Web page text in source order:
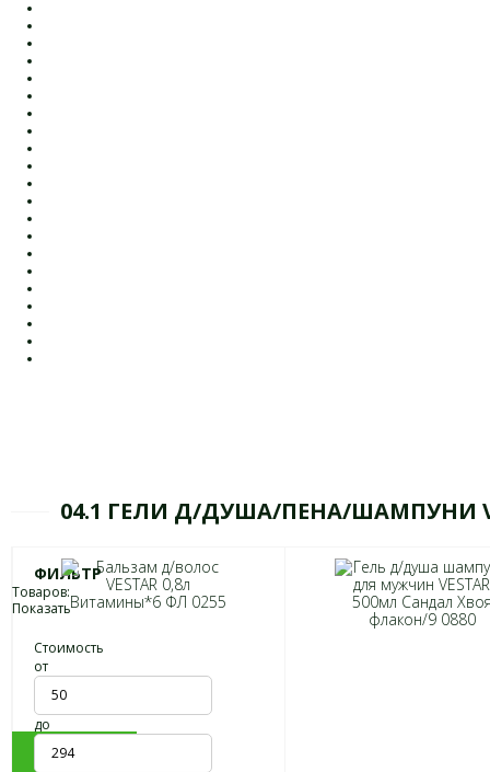
04.1 ГЕЛИ Д/ДУША/ПЕНА/ШАМПУНИ
ФИЛЬТР
Товаров:
Показать
Стоимость
от
до
ПОКАЗАТЬ